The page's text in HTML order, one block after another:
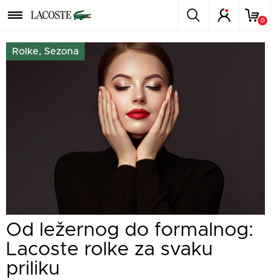
0
Rolke, Sezona
Od ležernog do formalnog:
Lacoste rolke za svaku
priliku